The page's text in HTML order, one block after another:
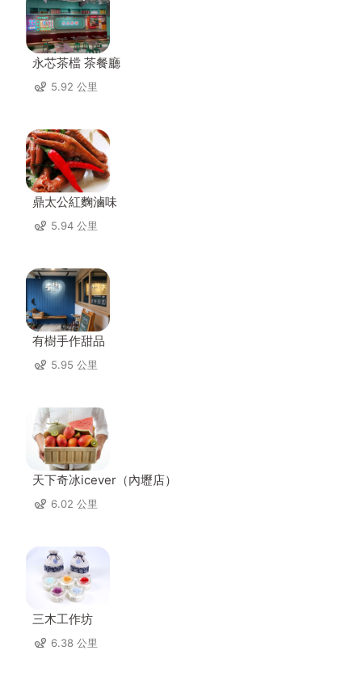
永芯茶檔 茶餐廳
5.92 公里
鼎太公紅麴滷味
5.94 公里
有樹手作甜品
5.95 公里
天下奇冰icever（內壢店）
6.02 公里
三木工作坊
6.38 公里